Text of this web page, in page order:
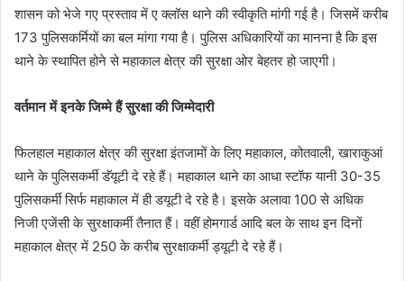
शासन को भेजे गए प्रस्ताव में ए क्लॉस थाने की स्वीकृति मांगी गई है। जिसमें करीब
173 पुलिसकर्मियों का बल मांगा गया है। पुलिस अधिकारियों का मानना है कि इस
थाने के स्थापित होने से महाकाल क्षेत्र की सुरक्षा ओर बेहतर हो जाएगी।
वर्तमान में इनके जिम्‍मे हैं सुरक्षा की जिम्‍मेदारी
फिलहाल महाकाल क्षेत्र की सुरक्षा इंतजामों के लिए महाकाल, कोतवाली, खाराकुआं
थाने के पुलिसकर्मी डॅयूटी दे रहे हैं। महाकाल थाने का आधा स्टॉफ यानी 30-35
पुलिसकर्मी सिर्फ महाकाल में ही डयूटी दे रहे है। इसके अलावा 100 से अधिक
निजी एजेंसी के सुरक्षाकर्मी तैनात हैं। वहीं होमगार्ड आदि बल के साथ इन दिनों
महाकाल क्षेत्र में 250 के करीब सुरक्षाकर्मी ड्यूटी दे रहे हैं।